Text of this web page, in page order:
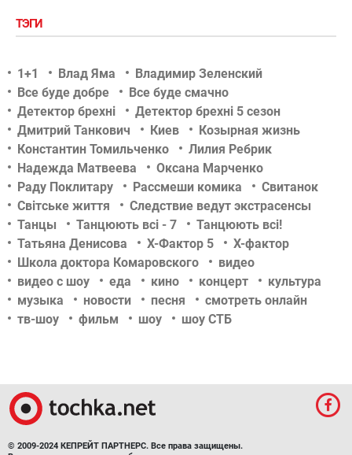
ТЭГИ
1+1 Влад Яма
Владимир Зеленский
Все буде добре
Все буде смачно
Детектор брехні
Детектор брехні 5 сезон
Дмитрий Танкович
Киев
Козырная жизнь
Константин Томильченко
Лилия Ребрик
Надежда Матвеева
Оксана Марченко
Раду Поклитару
Рассмеши комика
Свитанок
Світське життя
Следствие ведут экстрасенсы
Танцы
Танцюють всі - 7
Танцюють всі!
Татьяна Денисова
Х-Фактор 5
Х-фактор
Школа доктора Комаровского
видео
видео с шоу
еда кино концерт
культура
музыка
новости песня
смотреть онлайн
тв-шоу
фильм шоу шоу СТБ
© 2009-2024 КЕПРЕЙТ ПАРТНЕРС. Все права защищены.